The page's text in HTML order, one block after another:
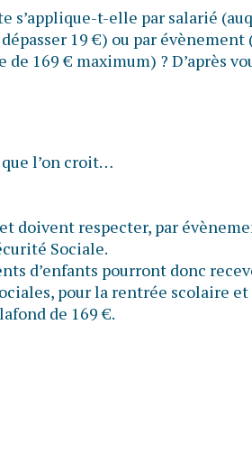
s’applique-t-elle par salarié
19 €) ou par évènement
169 € maximum) ? D’après
que l’on croit…
doivent respecter, par
Sociale.
d’enfants pourront donc
pour la rentrée scolaire
de 169 €.